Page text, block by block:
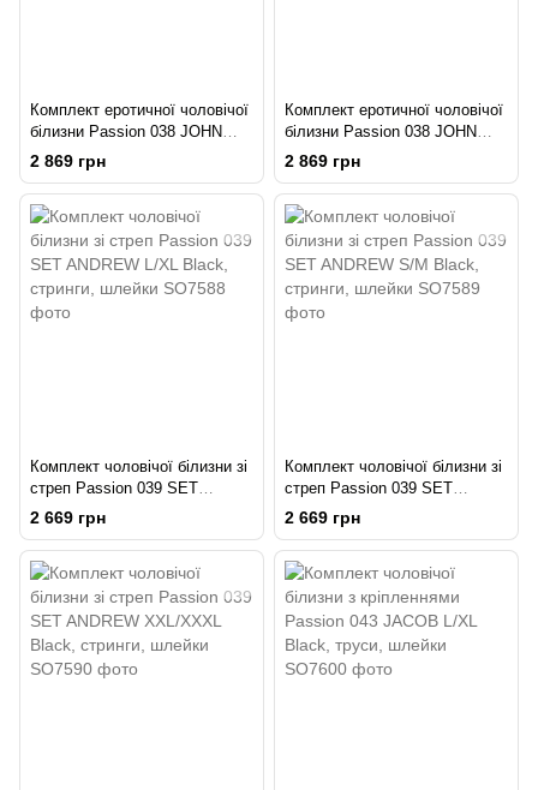
Комплект еротичної чоловічої
білизни Passion 038 JOHN
S/M Black, боді, кепка
2 869 грн
Комплект еротичної чоловічої
білизни Passion 038 JOHN
XXL/XXXL Black, боді, кепка
2 869 грн
Комплект чоловічої білизни зі
стреп Passion 039 SET
ANDREW L/XL Black, стринги,
2 669 грн
Комплект чоловічої білизни зі
стреп Passion 039 SET
ANDREW S/M Black, стринги,
2 669 грн